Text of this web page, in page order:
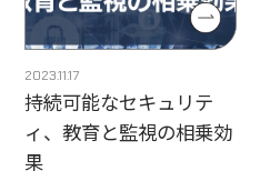
2023.11.17
持続可能なセキュリテ
ィ、教育と監視の相乗効
果